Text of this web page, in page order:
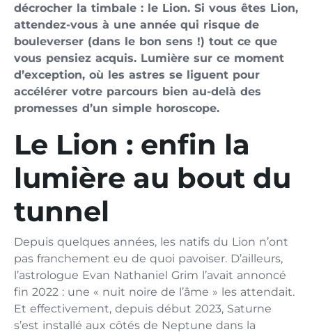
décrocher la timbale : le Lion. Si vous êtes Lion,
attendez-vous à une année qui risque de
bouleverser (dans le bon sens !) tout ce que
vous pensiez acquis. Lumière sur ce moment
d’exception, où les astres se liguent pour
accélérer votre parcours bien au-delà des
promesses d’un simple horoscope.
Le Lion : enfin la
lumière au bout du
tunnel
Depuis quelques années, les natifs du Lion n’ont
pas franchement eu de quoi pavoiser. D’ailleurs,
l’astrologue Evan Nathaniel Grim l’avait annoncé
fin 2022 : une « nuit noire de l’âme » les attendait.
Et effectivement, depuis début 2023, Saturne
s’est installé aux côtés de Neptune dans la